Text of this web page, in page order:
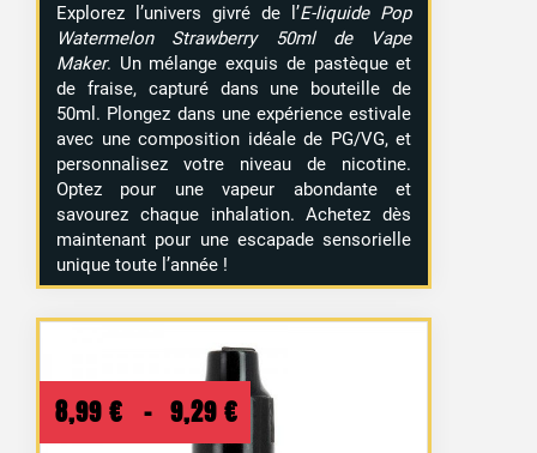
Explorez l’univers givré de l’E-liquide Pop
Watermelon Strawberry 50ml de Vape
Maker. Un mélange exquis de pastèque et
de fraise, capturé dans une bouteille de
50ml. Plongez dans une expérience estivale
avec une composition idéale de PG/VG, et
personnalisez votre niveau de nicotine.
Optez pour une vapeur abondante et
savourez chaque inhalation. Achetez dès
maintenant pour une escapade sensorielle
unique toute l’année !
8,99 € – 9,29 € Plage